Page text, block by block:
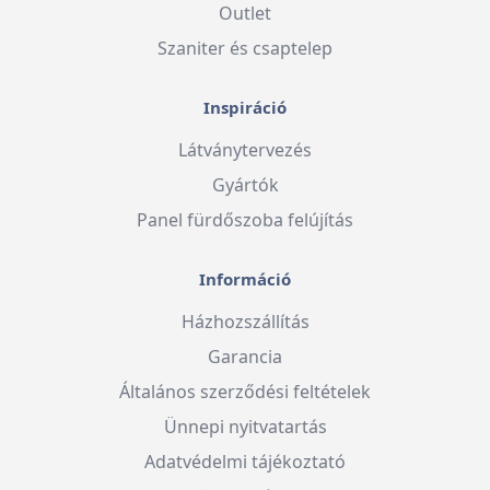
Outlet
Szaniter és csaptelep
Inspiráció
Látványtervezés
Gyártók
Panel fürdőszoba felújítás
Információ
Házhozszállítás
Garancia
Általános szerződési feltételek
Ünnepi nyitvatartás
Adatvédelmi tájékoztató